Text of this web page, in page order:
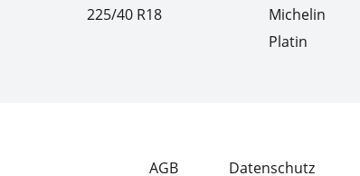
225/40 R18
Michelin
Platin
AGB
Datenschutz